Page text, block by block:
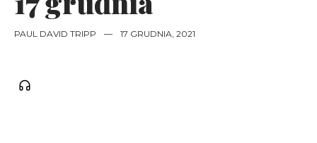
PAUL DAVID TRIPP — 17 GRUDNIA, 2021